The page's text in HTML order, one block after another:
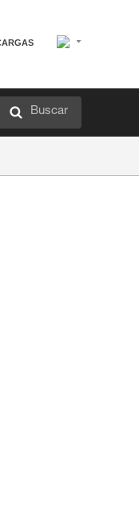
Buscar